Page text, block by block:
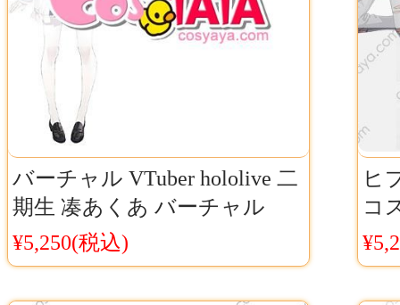
バーチャル VTuber hololive 二
期生 凑あくあ バーチャル
YouTuber ウィッグ コスプレ
カツラ 汎用 耐熱ウィッグ 通
販
¥5,250(税込)
ヒ
コ
シ